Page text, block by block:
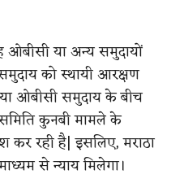
या अन्य समुदायों
को स्थायी आरक्षण
ओबीसी समुदाय के बीच
कुनबी मामले के
रही है| इसलिए, मराठा
से न्याय मिलेगा।